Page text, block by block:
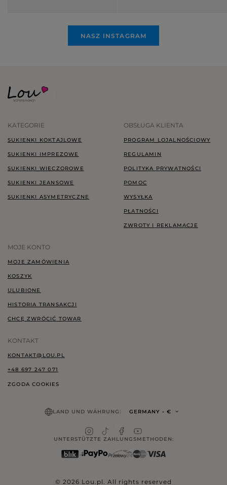
NASZ INSTAGRAM
KATEGORIE
SUKIENKI KOKTAJLOWE
SUKIENKI IMPREZOWE
SUKIENKI WIECZOROWE
SUKIENKI JEANSOWE
SUKIENKI ASYMETRYCZNE
OBSŁUGA KLIENTA
PROGRAM LOJALNOŚCIOWY
REGULAMIN
POLITYKA PRYWATNOŚCI
POMOC
WYSYŁKA
PŁATNOŚCI
ZWROTY I REKLAMACJE
MOJE KONTO
MOJE ZAMÓWIENIA
KOSZYK
ULUBIONE
HISTORIA TRANSAKCJI
CHCĘ ZWRÓCIĆ TOWAR
KONTAKT
KONTAKT@LOU.PL
+48 697 247 071
ZGODA COOKIES
LAND UND WÄHRUNG: GERMANY - €
UNTERSTÜTZTE ZAHLUNGSMETHODEN:
© 2026 Lou.pl. All rights reserved